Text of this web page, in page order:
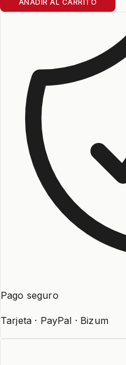
AÑADIR AL CARRITO
Pago seguro
Tarjeta · PayPal · Bizum